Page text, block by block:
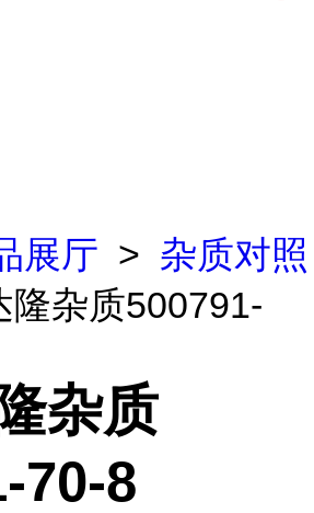
展厅 > 杂质对照
隆杂质500791-
杂质
70-8